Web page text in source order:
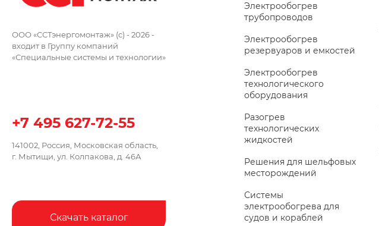
ООО «ССТэнергомонтаж» (c) - 2026 -
входит в Группу компаний
«Специальные системы и технологии»
+7 495 627-72-55
141002, Россия, Московская область,
г. Мытищи, ул. Колпакова, д. 46А
Скачать каталог
Электрообогрев
трубопроводов
Электрообогрев
резервуаров и емкостей
Электрообогрев
технологического
оборудования
Разогрев
технологических
жидкостей
Решения для шельфовых
месторождений
Системы
электрообогрева для
судов и кораблей